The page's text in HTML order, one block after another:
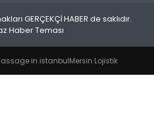
GERÇEKÇİ HABER de saklıdır.
Haber Teması
in istanbulMersin Lojistik